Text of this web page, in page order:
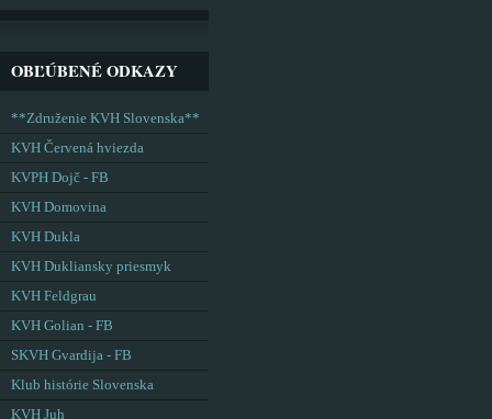
OBĽÚBENÉ ODKAZY
**Združenie KVH Slovenska**
KVH Červená hviezda
KVPH Dojč - FB
KVH Domovina
KVH Dukla
KVH Dukliansky priesmyk
KVH Feldgrau
KVH Golian - FB
SKVH Gvardija - FB
Klub histórie Slovenska
KVH Juh